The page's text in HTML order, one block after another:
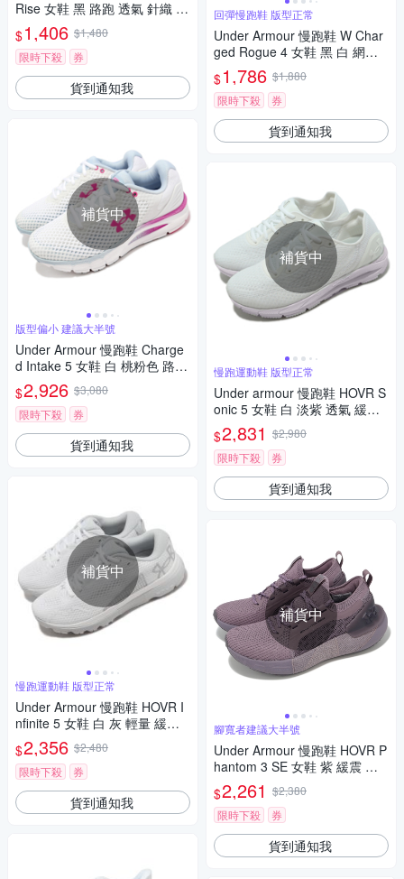
Rise 女鞋 黑 路跑 透氣 針織 緩
震 運動鞋 UA 3000096001
$1,406 $1,480
限時下殺
券
貨到通知我
補貨中
版型偏小 建議大半號
Under Armour 慢跑鞋 Charge
d Intake 5 女鞋 白 桃粉色 路跑
運動鞋 3023564106
$2,926 $3,080
限時下殺
券
貨到通知我
補貨中
慢跑運動鞋 版型正常
Under Armour 慢跑鞋 HOVR I
nfinite 5 女鞋 白 灰 輕量 緩震
路跑 運動鞋 UA 3026550103
$2,356 $2,480
限時下殺
券
貨到通知我
回彈慢跑鞋 版型正常
Under Armour 慢跑鞋 W Char
ged Rogue 4 女鞋 黑 白 網布
透氣 回彈 雙密度 運動鞋 UA 3
027005001
$1,786 $1,880
限時下殺
券
貨到通知我
補貨中
慢跑運動鞋 版型正常
Under armour 慢跑鞋 HOVR S
onic 5 女鞋 白 淡紫 透氣 緩震
網布 運動鞋 UA 3024906102
$2,831 $2,980
限時下殺
券
貨到通知我
補貨中
腳寬者建議大半號
Under Armour 慢跑鞋 HOVR P
hantom 3 SE 女鞋 紫 緩震 襪
套 運動鞋 UA 3026584600
$2,261 $2,380
限時下殺
券
貨到通知我